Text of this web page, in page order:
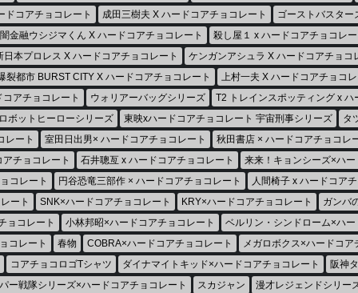
ドコアチョコレート
成田三樹夫 X ハードコアチョコレート
ゴーストバスター
闇金融ウシジマくん X ハードコアチョコレート
殺し屋１ x ハードコアチョコレ
日本プロレス X ハードコアチョコレート
ケンガンアシュラ X ハードコアチョコ
裂都市 BURST CITY X ハードコアチョコレート
上村一夫 X ハードコアチョコ
アチョコレート
ウォリアーバッグシリーズ
T2 トレインスポッティング x
ボットヒーローシリーズ
東映xハードコアチョコレート 宇宙刑事シリーズ
タ
レート
室田日出男× ハードコアチョコレート
秋田書店 × ハードコアチョコレ
チョコレート
石井聰亙 x ハードコアチョコレート
来来！キョンシーズ×ハ
コレート
円谷恐竜三部作 × ハードコアチョコレート
人間椅子 x ハードコア
ート
SNK×ハードコアチョコレート KRY×ハードコアチョコレート
ガンバ
ョコレート
小林邦昭×ハードコアチョコレート
ベルリン・シンドローム×ハ
コレート
春物 COBRA×ハードコアチョコレート
メガロボクス×ハードコア
コアチョコロゴTシャツ
ダイナマイトキッド×ハードコアチョコレート
阪神
ー戦隊シリーズ×ハードコアチョコレート
スカジャン 漫才レジェンドシリー